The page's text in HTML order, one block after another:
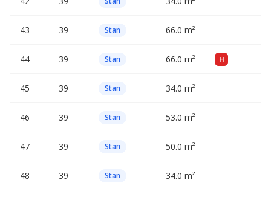
43 39 Stan 66.0 m²
44 39 Stan 66.0 m² H
45 39 Stan 34.0 m²
46 39 Stan 53.0 m²
47 39 Stan 50.0 m²
48 39 Stan 34.0 m²